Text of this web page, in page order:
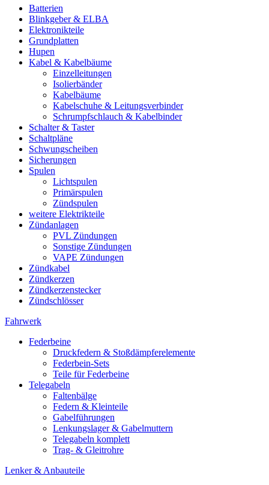
Batterien
Blinkgeber & ELBA
Elektronikteile
Grundplatten
Hupen
Kabel & Kabelbäume
Einzelleitungen
Isolierbänder
Kabelbäume
Kabelschuhe & Leitungsverbinder
Schrumpfschlauch & Kabelbinder
Schalter & Taster
Schaltpläne
Schwungscheiben
Sicherungen
Spulen
Lichtspulen
Primärspulen
Zündspulen
weitere Elektrikteile
Zündanlagen
PVL Zündungen
Sonstige Zündungen
VAPE Zündungen
Zündkabel
Zündkerzen
Zündkerzenstecker
Zündschlösser
Fahrwerk
Federbeine
Druckfedern & Stoßdämpferelemente
Federbein-Sets
Teile für Federbeine
Telegabeln
Faltenbälge
Federn & Kleinteile
Gabelführungen
Lenkungslager & Gabelmuttern
Telegabeln komplett
Trag- & Gleitrohre
Lenker & Anbauteile